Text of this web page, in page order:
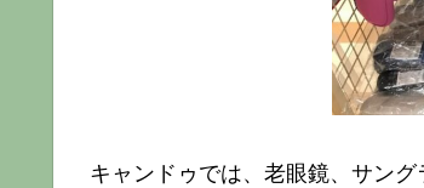
キャンドゥでは、老眼鏡、サン